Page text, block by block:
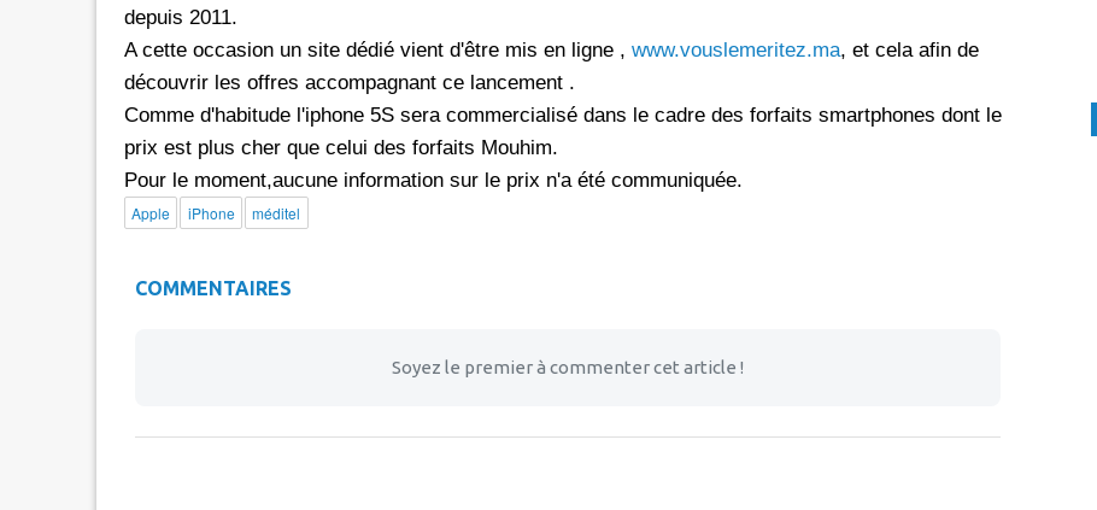
depuis 2011.
A cette occasion un site dédié vient d'être mis en ligne , www.vouslemeritez.ma, et cela afin de
découvrir les offres accompagnant ce lancement .
Comme d'habitude l'iphone 5S sera commercialisé dans le cadre des forfaits smartphones dont le
prix est plus cher que celui des forfaits Mouhim.
Pour le moment,aucune information sur le prix n'a été communiquée.
Apple iPhone méditel
COMMENTAIRES
Soyez le premier à commenter cet article !
mars 2026, les clients prépayés
peuvent désormais bénéficier
code d'une recharge de 30 Dh
Facebook, Twitter, Instagram et Snapchat voire
300 Mo pour le Pass de 10 Dh. Notons au
passage que dans le cadre d'une offre
promotionnelle qui prendra fin le 23 mars 2026,
le Pass 30 Dh de inwi offre un
un volume d'internet variant selon le montant de
offert en Dh est de 3 mois. Recharge Solde